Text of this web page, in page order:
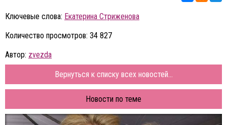
Ключевые слова: Екатерина Стриженова
Количество просмотров: 34 827
Автор: zvezda
Вернуться к списку всех новостей...
Новости по теме